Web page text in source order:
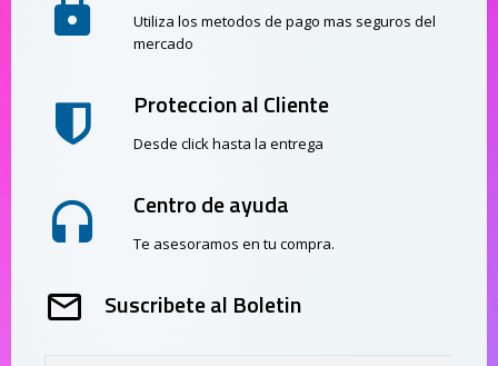
Utiliza los metodos de pago mas seguros del
mercado
Proteccion al Cliente
Desde click hasta la entrega
Centro de ayuda
Te asesoramos en tu compra.
Suscribete al Boletin